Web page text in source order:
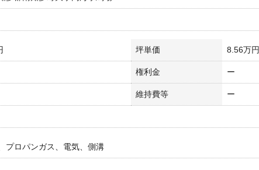
坪単価 8.56万円
権利金 ー
維持費等 ー
プロパンガス、電気、側溝